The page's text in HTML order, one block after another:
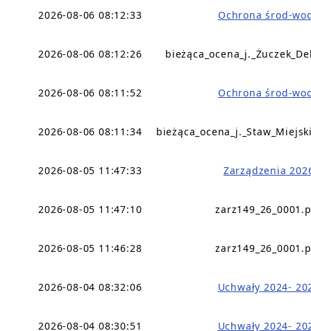
2026-08-06 08:12:33 Ochrona środ-
2026-08-06 08:12:26
2026-08-06 08:11:52 Ochrona środ-
2026-08-06 08:11:34
2026-08-05 11:47:33 Zarządzenia
2026-08-05 11:47:10
2026-08-05 11:46:28
2026-08-04 08:32:06 Uchwały 2024-
2026-08-04 08:30:51 Uchwały 2024-